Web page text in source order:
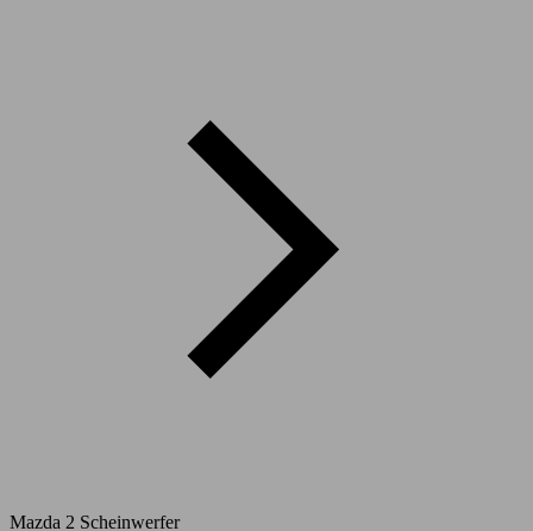
Mazda 2 Scheinwerfer